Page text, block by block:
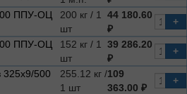
ППУ-ОЦ
200 кг / 1
шт
44 180.60
₽
+
ППУ-ОЦ
152 кг / 1
шт
39 286.20
₽
+
325х9/500
255.12 кг /
1 шт
109
363.00 ₽
+